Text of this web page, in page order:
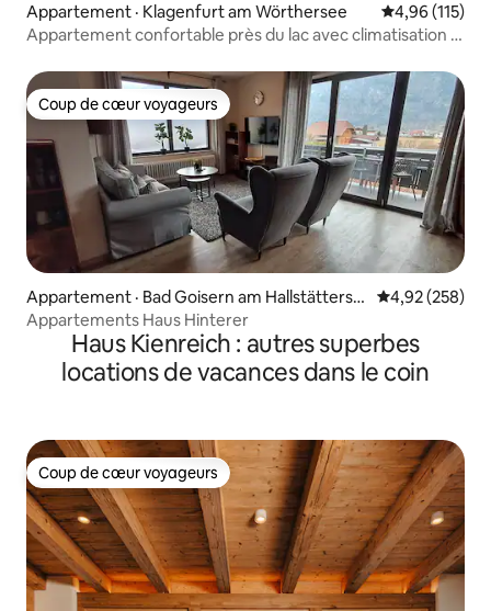
Appartement · Klagenfurt am Wörthersee Note
4,96 (115)
Appartement confortable près du lac avec climatisation •
Coup de cœur voyageurs
Coup de cœur voyageurs
Appartement · Bad Goisern am Hallstätterse
e
Note
4,92 (258)
Appartements Haus Hinterer
Haus Kienreich : autres superbes
locations de vacances dans le coin
Coup de cœur voyageurs
Coup de cœur voyageurs